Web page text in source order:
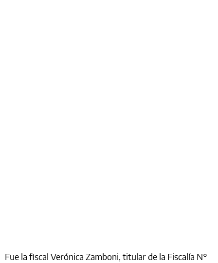
Fue la fiscal Verónica Zamboni, titular de la Fiscalía N°